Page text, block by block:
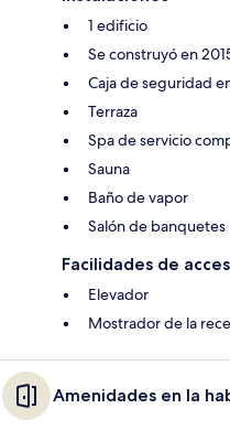
1 edificio
Se construyó en
Caja de seguridad
Terraza
Spa de servicio
Sauna
Baño de vapor
Salón de banquetes
Facilidades de
Elevador
Mostrador de la
Amenidades en la